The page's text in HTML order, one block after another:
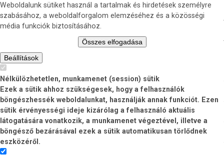
Weboldalunk sütiket használ a tartalmak és hirdetések személyre
szabásához, a weboldalforgalom elemzéséhez és a közösségi
média funkciók biztosításához.
Összes elfogadása
Beállítások
Nélkülözhetetlen, munkamenet (session) sütik
Ezek a sütik ahhoz szükségesek, hogy a felhasználók
böngészhessék weboldalunkat, használják annak funkciót. Ezen
sütik érvényességi ideje kizárólag a felhasználó aktuális
látogatására vonatkozik, a munkamenet végeztével, illetve a
böngésző bezárásával ezek a sütik automatikusan törlődnek
eszközéről.